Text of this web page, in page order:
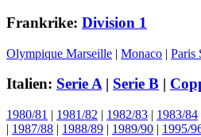
Frankrike: Division 1
Olympique Marseille | Monaco | Paris
Italien: Serie A| Serie B |
1980/81 | 1981/82 | 1982/83 | 1983/84
| 1987/88 | 1988/89 | 1989/90 | 1995/